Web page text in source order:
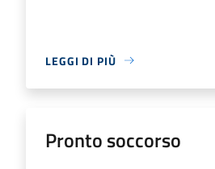
LEGGI DI PIÙ
Pronto soccorso